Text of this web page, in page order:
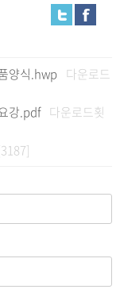
양식.hwp 다운로드
강.pdf 다운로드횟